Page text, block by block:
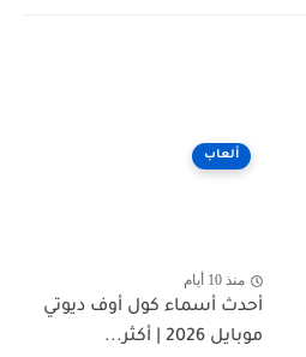
ألعاب
منذ 10 أيام
أحدث أسماء كول أوف ديوتي
موبايل 2026 | أكثر...